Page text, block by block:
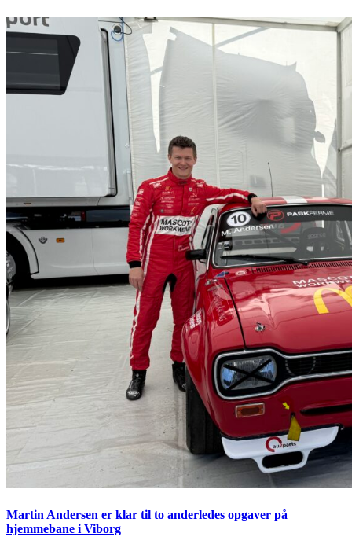
Martin Andersen er klar til to anderledes opgaver på
hjemmebane i Viborg